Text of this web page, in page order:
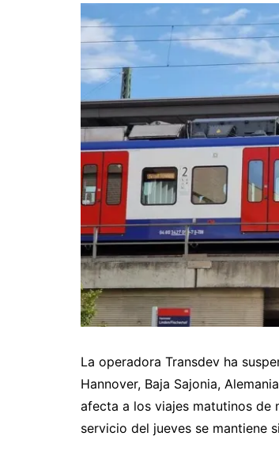
La operadora Transdev ha
Hannover, Baja Sajonia,
afecta a los viajes matutinos de
servicio del jueves se mantiene